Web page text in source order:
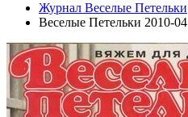
Журнал Веселые Петельки
Веселые Петельки 2010-04